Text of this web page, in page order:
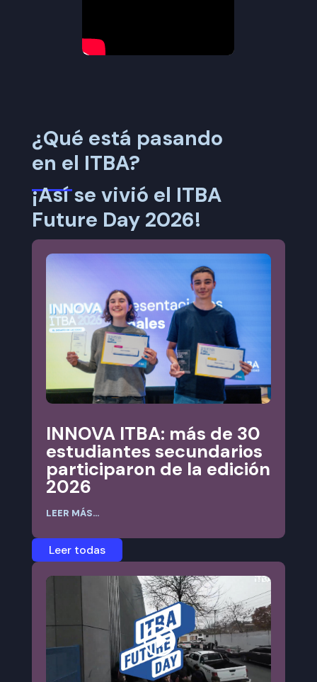
¿Qué está pasando
en el ITBA?
¡Así se vivió el ITBA
Future Day 2026!
INNOVA ITBA: más de 30
estudiantes secundarios
participaron de la edición
2026
LEER MÁS...
Leer todas